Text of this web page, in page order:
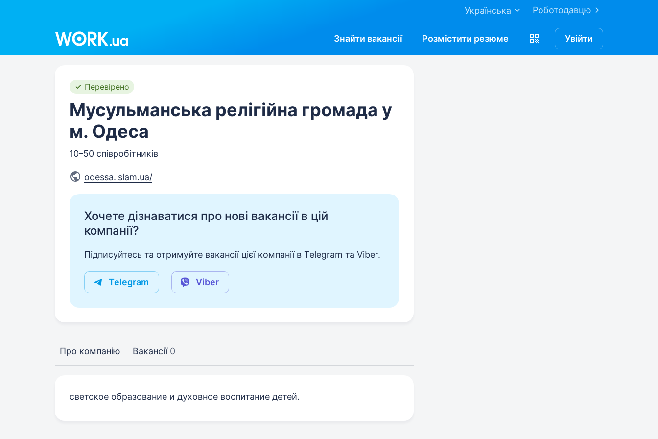
Роботодавцю
Українська
Знайти вакансії Розмістити резюме Увійти
Перевірено
Мусульманська релігійна громада у
м. Одеса
10–50 співробітників
odessa.islam.ua/
Хочете дізнаватися про нові вакансії в цій
компанії?
Підписуйтесь та отримуйте вакансії цієї компанії в Telegram та Viber.
Telegram Viber
Про компанію Вакансії 0
светское образование и духовное воспитание детей.